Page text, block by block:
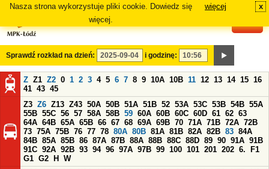
Nasza strona wykorzystuje pliki cookie. Dowiedz się
więcej.
więcej x
Sprawdź rozkład na dzień: i godzinę:
Z Z1 Z2 0 1 2 3 4 5 6 7 8 9 10A 10B 11 12 13 14 15 16
41 43 45
Z3 Z6 Z13 Z43 50A 50B 51A 51B 52 53A 53C 53B 54B 55A
55B 55C 56 57 58A 58B 59 60A 60B 60C 60D 61 62 63
64A 64B 65A 65B 66 67 68 69A 69B 70 71A 71B 72A 72B
73 75A 75B 76 77 78 80A 80B 81A 81B 82A 82B 83 84A
84B 85A 85B 86 87A 87B 88A 88B 88C 88D 89 90 91A 91B
91C 92A 92B 93 94 96 97A 97B 99 100 101 201 202 6.
F1
G1 G2 H
W